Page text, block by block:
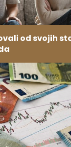
od svojih